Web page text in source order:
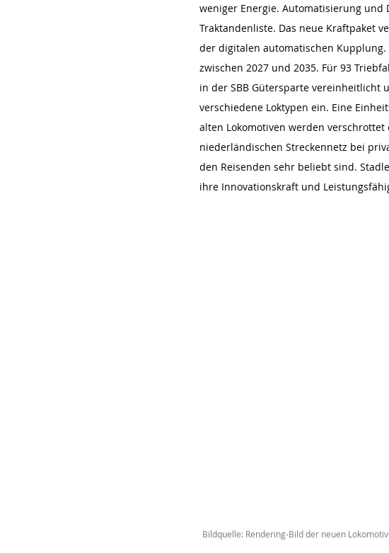
weniger Energie. Automatisierung und
Traktandenliste. Das neue Kraftpaket
der digitalen automatischen
zwischen 2027 und 2035. Für 93
in der SBB Gütersparte vereinheitlicht
verschiedene Loktypen ein. Eine
alten Lokomotiven werden
niederländischen Streckennetz bei
den Reisenden sehr beliebt sind.
ihre Innovationskraft und
Bildquelle: Rendering-Bild der neuen